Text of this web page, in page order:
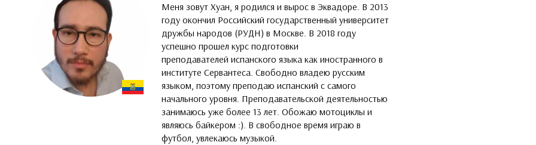
Меня зовут Хуан, я родился и вырос в Эквадоре. В 2013
году окончил Российский государственный университет
дружбы народов (РУДН) в Москве. В 2018 году
успешно прошел курс подготовки
преподавателей испанского языка как иностранного в
институте Сервантеса. Свободно владею русским
языком, поэтому преподаю испанский с самого
начального уровня. Преподавательской деятельностью
занимаюсь уже более 13 лет. Обожаю мотоциклы и
являюсь байкером :). В свободное время играю в
футбол, увлекаюсь музыкой.